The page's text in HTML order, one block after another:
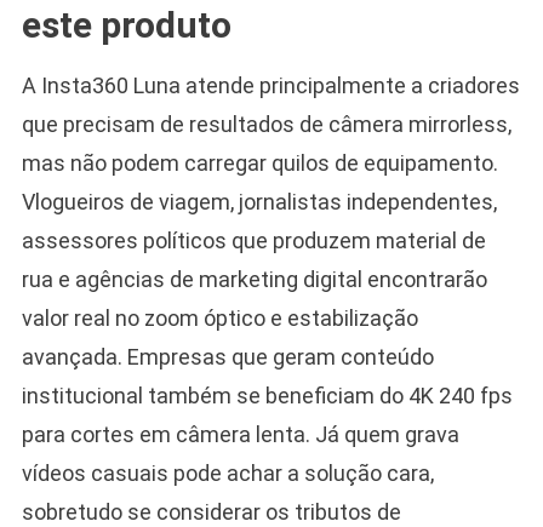
este produto
A Insta360 Luna atende principalmente a criadores
que precisam de resultados de câmera mirrorless,
mas não podem carregar quilos de equipamento.
Vlogueiros de viagem, jornalistas independentes,
assessores políticos que produzem material de
rua e agências de marketing digital encontrarão
valor real no zoom óptico e estabilização
avançada. Empresas que geram conteúdo
institucional também se beneficiam do 4K 240 fps
para cortes em câmera lenta. Já quem grava
vídeos casuais pode achar a solução cara,
sobretudo se considerar os tributos de